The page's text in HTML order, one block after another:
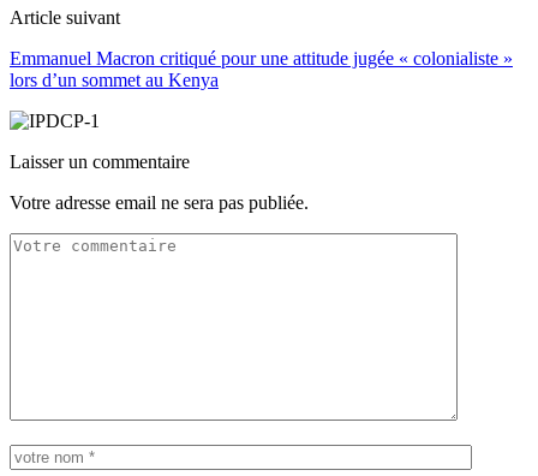
Article suivant
Emmanuel Macron critiqué pour une attitude jugée « colonialiste »
lors d’un sommet au Kenya
Laisser un commentaire
Votre adresse email ne sera pas publiée.